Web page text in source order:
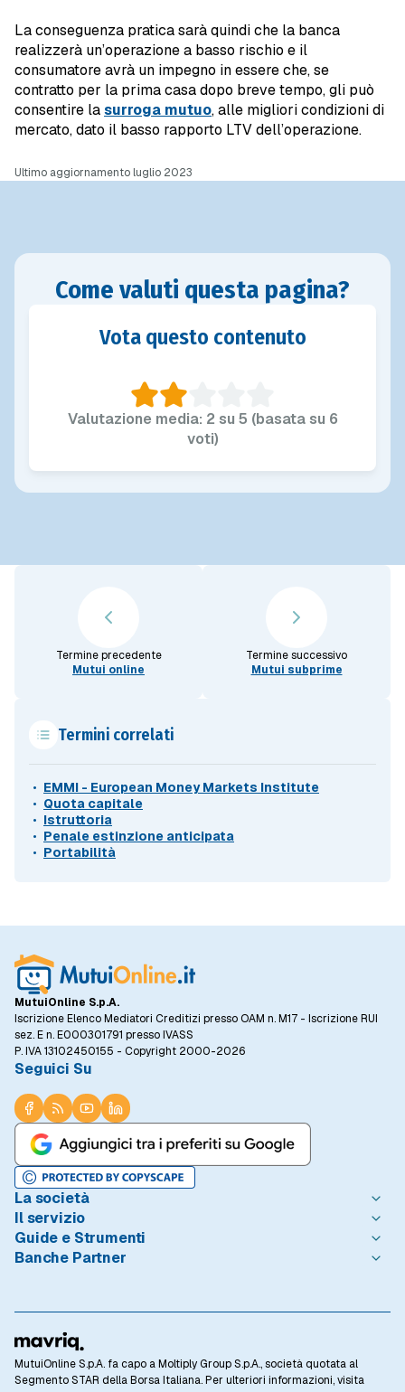
La conseguenza pratica sarà quindi che la banca
realizzerà un’operazione a basso rischio e il
consumatore avrà un impegno in essere che, se
contratto per la prima casa dopo breve tempo, gli può
consentire lasurroga mutuo, alle migliori condizioni di
mercato, dato il basso rapporto LTV dell’operazione.
Ultimo aggiornamento luglio 2023
Come valuti questa pagina?
Vota questo contenuto
Valutazione media: 2 su 5 (basata su 6
voti)
Termine precedente
Mutui online
Termine successivo
Mutui subprime
Termini correlati
EMMI - European Money Markets Institute
Quota capitale
Istruttoria
Penale estinzione anticipata
Portabilità
MutuiOnline S.p.A.
Iscrizione Elenco Mediatori Creditizi presso OAM n. M17 - Iscrizione RUI
sez. E n. E000301791 presso IVASS
P. IVA 13102450155 - Copyright 2000-2026
Seguici Su
La società
Chi è MutuiOnline.it
Contatta MutuiOnline.it
Opinioni degli Utenti
Linee guida editoriali
Rassegna Stampa
Lavora con Noi
Investor Relations
Il servizio
Come Funziona
Condizioni di Utilizzo
Privacy
Informativa Cookie
Preferenze Cookie
Privacy Banche Partner
Guide e Strumenti
Guide Mutui
Mutuo 100 prima casa
Calcolo Rata Mutuo
Osservatorio Tassi
Domande Frequenti
Banche Partner
BNL - BNP Paribas
BPER Banca
CheBanca!
MutuiOnline S.p.A. fa capo a Moltiply Group S.p.A., società quotata al
Segmento STAR della Borsa Italiana. Per ulteriori informazioni, visita